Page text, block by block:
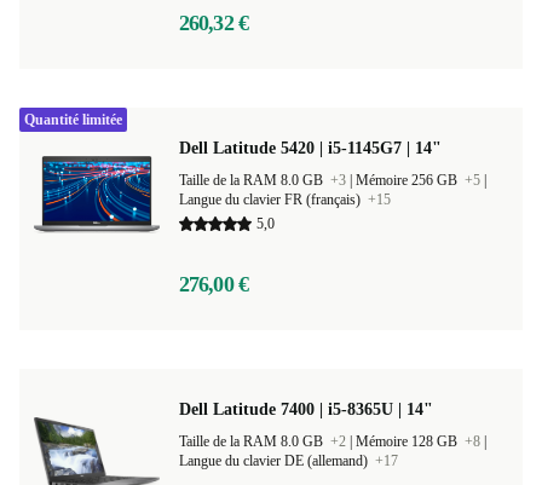
260,32 €
Dell Latitude 5420 | i5-1145G7 | 14"
Taille de la RAM 8.0 GB +3 Mémoire 256 GB +5
Langue du clavier FR (français) +15
5,0
276,00 €
Quantité limitée
Dell Latitude 7400 | i5-8365U | 14"
Taille de la RAM 8.0 GB +2 Mémoire 128 GB +8
Langue du clavier DE (allemand) +17